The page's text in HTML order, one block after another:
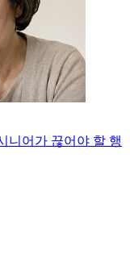
니어가 끊어야 할 행